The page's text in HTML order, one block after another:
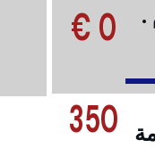
0 €
.
350